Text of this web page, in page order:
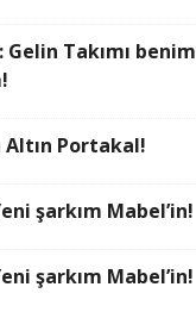
Gelin Takımı benim
Altın Portakal!
şarkım Mabel’in!
şarkım Mabel’in!